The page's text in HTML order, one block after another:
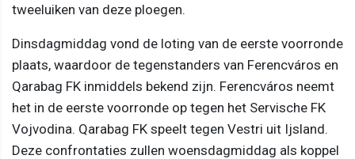
tweeluiken van deze ploegen.
Dinsdagmiddag vond de loting van de eerste voorronde
plaats, waardoor de tegenstanders van Ferencváros en
Qarabag FK inmiddels bekend zijn. Ferencváros neemt
het in de eerste voorronde op tegen het Servische FK
Vojvodina. Qarabag FK speelt tegen Vestri uit Ijsland.
Deze confrontaties zullen woensdagmiddag als koppel